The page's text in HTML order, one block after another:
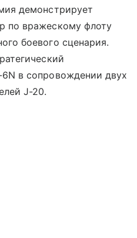
демонстрирует
по вражескому флоту
боевого сценария.
в сопровождении двух
J-20.